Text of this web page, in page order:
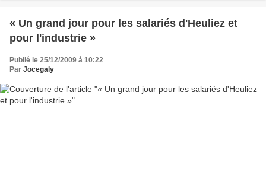
« Un grand jour pour les salariés d'Heuliez et
pour l'industrie »
Publié le 25/12/2009 à 10:22
Par Jocegaly